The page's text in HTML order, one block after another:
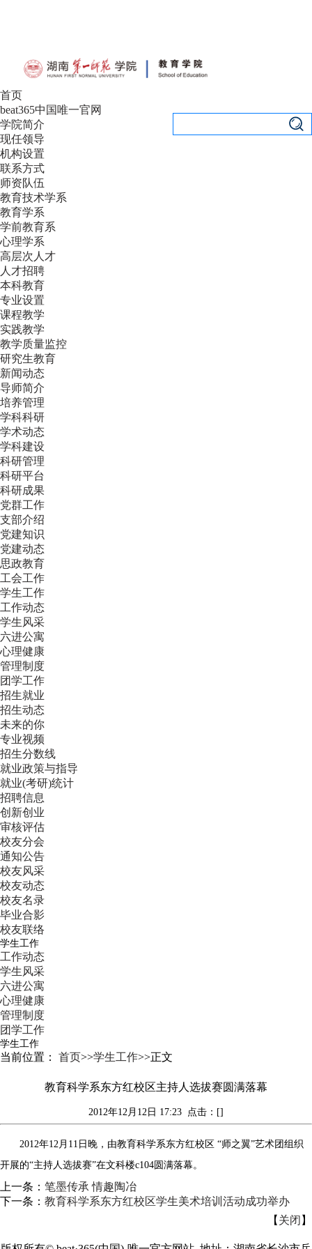
首页
beat365中国唯一官网
学院简介
现任领导
机构设置
联系方式
师资队伍
教育技术学系
教育学系
学前教育系
心理学系
高层次人才
人才招聘
本科教育
专业设置
课程教学
实践教学
教学质量监控
研究生教育
新闻动态
导师简介
培养管理
学科科研
学术动态
学科建设
科研管理
科研平台
科研成果
党群工作
支部介绍
党建知识
党建动态
思政教育
工会工作
学生工作
工作动态
学生风采
六进公寓
心理健康
管理制度
团学工作
招生就业
招生动态
未来的你
专业视频
招生分数线
就业政策与指导
就业(考研)统计
招聘信息
创新创业
审核评估
校友分会
通知公告
校友风采
校友动态
校友名录
毕业合影
校友联络
学生工作
工作动态
学生风采
六进公寓
心理健康
管理制度
团学工作
学生工作
当前位置： 首页>>学生工作>>正文
教育科学系东方红校区主持人选拔赛圆满落幕
2012年12月12日 17:23 点击：[]
2012年12月11日晚，由教育科学系东方红校区 “师之翼”艺术团组织
开展的“主持人选拔赛”在文科楼c104圆满落幕。
上一条： 笔墨传承 情趣陶冶
下一条： 教育科学系东方红校区学生美术培训活动成功举办
【 关闭 】